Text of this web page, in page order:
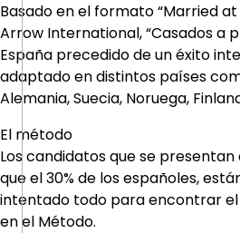
Basado en el formato “Married
Arrow International, “Casados a
España precedido de un éxito
adaptado en distintos países
Alemania, Suecia, Noruega,
El método
Los candidatos que se
que el 30% de los españoles,
intentado todo para encontrar
en el Método.